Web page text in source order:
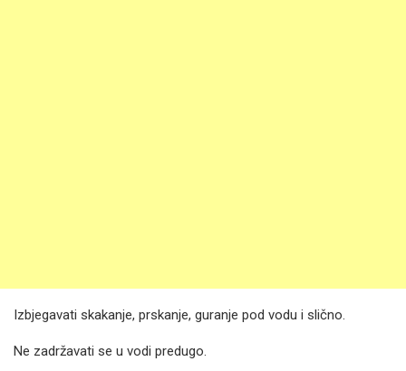
Izbjegavati skakanje, prskanje, guranje pod vodu i slično.
Ne zadržavati se u vodi predugo.